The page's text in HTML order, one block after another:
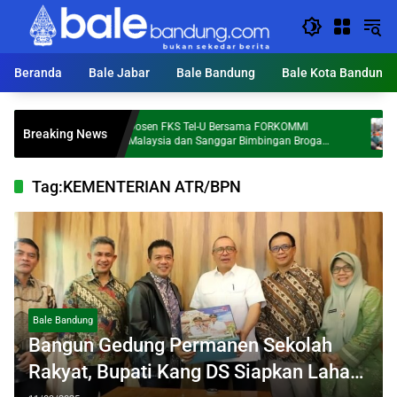
Langsung
konten
Beranda
Bale Jabar Bale Bandung Bale Kota Bandung
Breaking NewsDosen FKS Tel-U Bersama FORKOMMI
Malaysia dan Sanggar Bimbingan Broga
Perkuat Kolaborasi Internasional melalui
Tag:KEMENTERIAN ATR/BPN
Bale Bandung
Bangun Gedung Permanen Sekolah
Rakyat, Bupati Kang DS Siapkan Lahan